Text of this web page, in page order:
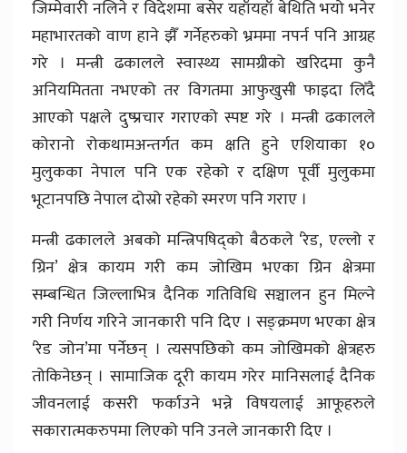
जिम्मेवारी नलिने र विदेशमा बसेर यहाँयहाँ बेथिति भयो भनेर
महाभारतको वाण हाने झैँ गर्नेहरुको भ्रममा नपर्न पनि आग्रह
गरे । मन्त्री ढकालले स्वास्थ्य सामग्रीको खरिदमा कुनै
अनियमितता नभएको तर विगतमा आफुखुसी फाइदा लिँदै
आएको पक्षले दुष्प्रचार गराएको स्पष्ट गरे । मन्त्री ढकालले
कोरानो रोकथामअन्तर्गत कम क्षति हुने एशियाका १०
मुलुकका नेपाल पनि एक रहेको र दक्षिण पूर्वी मुलुकमा
भूटानपछि नेपाल दोस्रो रहेको स्मरण पनि गराए ।
मन्त्री ढकालले अबको मन्त्रिपषिद्को बैठकले ‘रेड, एल्लो र
ग्रिन’ क्षेत्र कायम गरी कम जोखिम भएका ग्रिन क्षेत्रमा
सम्बन्धित जिल्लाभित्र दैनिक गतिविधि सञ्चालन हुन मिल्ने
गरी निर्णय गरिने जानकारी पनि दिए । सङ्क्रमण भएका क्षेत्र
‘रेड जोन’मा पर्नेछन् । त्यसपछिको कम जोखिमको क्षेत्रहरु
तोकिनेछन् । सामाजिक दूरी कायम गरेर मानिसलाई दैनिक
जीवनलाई कसरी फर्काउने भन्ने विषयलाई आफूहरुले
सकारात्मकरुपमा लिएको पनि उनले जानकारी दिए ।